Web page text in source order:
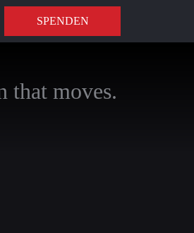
SPENDEN
that moves.